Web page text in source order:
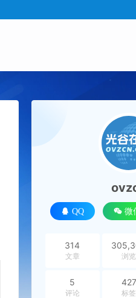
QQ 微
314
文章 浏览
5
评论
427
标签